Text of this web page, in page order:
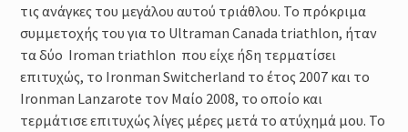
τις ανάγκες του μεγάλου αυτού τριάθλου. Το πρόκριμα
συμμετοχής του για το Ultraman Canada triathlon, ήταν
τα δύο Iroman triathlon που είχε ήδη τερματίσει
επιτυχώς, τo Ironman Switcherland το έτος 2007 και το
Ironman Lanzarote τον Μαίο 2008, το οποίο και
τερμάτισε επιτυχώς λίγες μέρες μετά το ατύχημά μου. Το